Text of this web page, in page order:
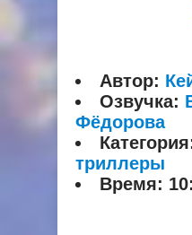
Автор:
Озвучка:
Фёдорова
триллеры
Время: